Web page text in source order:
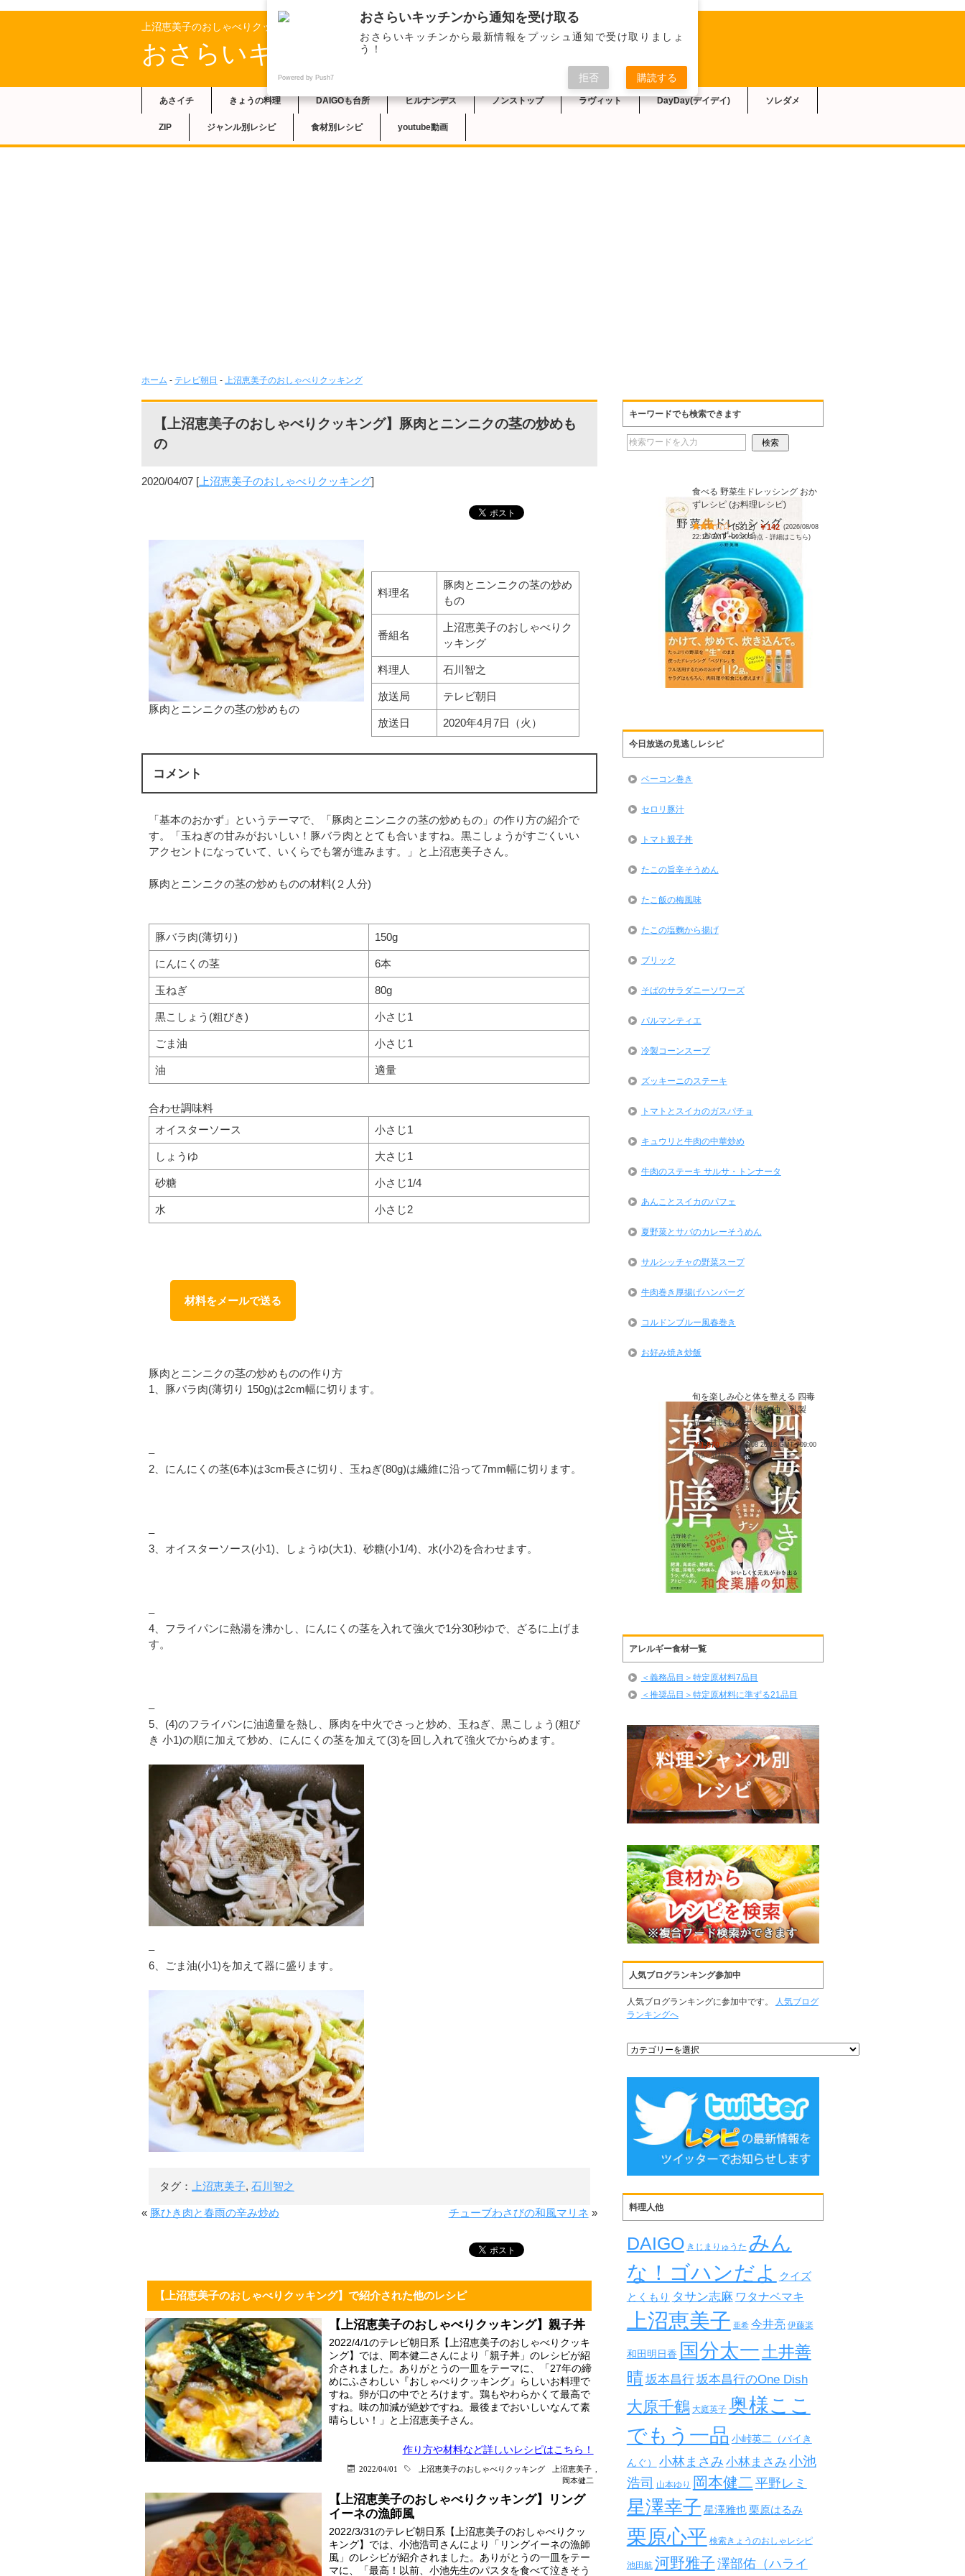
上沼恵美子のおしゃべりクッキングのレシピ
おさらいキッチン
あさイチ きょうの料理 DAIGOも台所 ヒルナンデス ノンストップ ラヴィット DayDay(デイデイ) ソレダメ
ZIP ジャンル別レシピ 食材別レシピ youtube動画
ホーム - テレビ朝日 - 上沼恵美子のおしゃべりクッキング
【上沼恵美子のおしゃべりクッキング】豚肉とニンニクの茎の炒めも
の
2020/04/07 [ 上沼恵美子のおしゃべりクッキング]
豚肉とニンニクの茎の炒めもの
料理名
豚肉とニンニクの茎の炒め
もの
番組名
上沼恵美子のおしゃべりク
ッキング
料理人 石川智之
放送局 テレビ朝日
放送日 2020年4月7日（火）
コメント
「基本のおかず」というテーマで、「豚肉とニンニクの茎の炒めもの」の作り方の紹介で
す。「玉ねぎの甘みがおいしい！豚バラ肉ととても合いますね。黒こしょうがすごくいい
アクセントになっていて、いくらでも箸が進みます。」と上沼恵美子さん。
豚肉とニンニクの茎の炒めものの材料(２人分)
豚バラ肉(薄切り) 150g
にんにくの茎 6本
玉ねぎ 80g
黒こしょう(粗びき) 小さじ1
ごま油 小さじ1
油 適量
合わせ調味料
オイスターソース
小さじ1
しょうゆ 大さじ1
砂糖 小さじ1/4
水 小さじ2
材料をメールで送る
豚肉とニンニクの茎の炒めものの作り方
1、豚バラ肉(薄切り 150g)は2cm幅に切ります。
–
2、にんにくの茎(6本)は3cm長さに切り、玉ねぎ(80g)は繊維に沿って7mm幅に切ります。
–
3、オイスターソース(小1)、しょうゆ(大1)、砂糖(小1/4)、水(小2)を合わせます。
–
4、フライパンに熱湯を沸かし、にんにくの茎を入れて強火で1分30秒ゆで、ざるに上げま
す。
–
5、(4)のフライパンに油適量を熱し、豚肉を中火でさっと炒め、玉ねぎ、黒こしょう(粗び
き 小1)の順に加えて炒め、にんにくの茎を加えて(3)を回し入れて強火でからめます。
–
6、ごま油(小1)を加えて器に盛ります。
タグ： 上沼恵美子, 石川智之
« 豚ひき肉と春雨の辛み炒め チューブわさびの和風マリネ »
【上沼恵美子のおしゃべりクッキング】で紹介された他のレシピ
【上沼恵美子のおしゃべりクッキング】親子丼
2022/4/1のテレビ朝日系【上沼恵美子のおしゃべりクッキ
ング】では、岡本健二さんにより「親子丼」のレシピが紹
介されました。ありがとうの一皿をテーマに、「27年の締
めにふさわしい『おしゃべりクッキング』らしいお料理で
すね。卵が口の中でとろけます。鶏もやわらかくて最高で
すね。味の加減が絶妙ですね。最後までおいしいなんて素
晴らしい！」と上沼恵美子さん。
作り方や材料など詳しいレシピはこちら！
2022/04/01 上沼恵美子のおしゃべりクッキング 上沼恵美子
岡本健二
【上沼恵美子のおしゃべりクッキング】リング
イーネの漁師風
2022/3/31のテレビ朝日系【上沼恵美子のおしゃべりクッ
キング】では、小池浩司さんにより「リングイーネの漁師
風」のレシピが紹介されました。ありがとうの一皿をテー
マに、「最高！以前、小池先生のパスタを食べて泣きそう
キーワードでも検索できます
食べる 野菜生ドレッシング おか
ずレシピ (お料理レシピ)
(5312) ￥142 (2026/08/08
22:15 GMT +09:00 時点 -詳細はこちら)
今日放送の見逃しレシピ
ベーコン巻き
セロリ豚汁
トマト親子丼
たこの旨辛そうめん
たこ飯の梅風味
たこの塩麴から揚げ
ブリック
そばのサラダニーソワーズ
パルマンティエ
冷製コーンスープ
ズッキーニのステーキ
トマトとスイカのガスパチョ
キュウリと牛肉の中華炒め
牛肉のステーキ サルサ・トンナータ
あんことスイカのパフェ
夏野菜とサバのカレーそうめん
サルシッチャの野菜スープ
牛肉巻き厚揚げハンバーグ
コルドンブルー風春巻き
お好み焼き炒飯
旬を楽しみ心と体を整える 四毒
抜き薬膳 小麦・植物油・乳製
品・甘いものナシ
￥1,870 (2026/08/08 20:18 GMT +09:00
時点 -詳細はこちら)
アレルギー食材一覧
＜義務品目＞特定原材料7品目
＜推奨品目＞特定原材料に準ずる21品目
人気ブログランキング参加中
人気ブログランキングに参加中です。
人気ブログ
ランキングへ
料理人他
DAIGO きじまりゅうた みん
な！ゴハンだよ
クイズ
とくもり タサン志麻 ワタナベマキ
上沼恵美子 亜希 今井亮 伊藤楽
和田明日香 国分太一土井善
晴坂本昌行坂本昌行のOne Dish
大原千鶴 大庭英子 奥様ここ
でもう一品 小峠英二（バイき
んぐ） 小林まさみ 小林まさみ 小池
浩司 山本ゆり 岡本健二 平野レミ
星澤幸子 星澤雅也 栗原はるみ
栗原心平 検索きょうのおしゃレシピ
池田航 河野雅子 澤部佑（ハライ
おさらいキッチンから通知を受け取る
おさらいキッチンから最新情報をプッシュ通知で受け取りましょ
う！
Powered by Push7 拒否 購読する